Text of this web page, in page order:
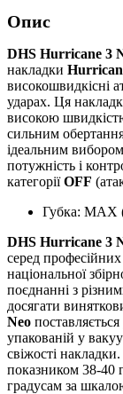
Опис
DHS Hurricane 3
накладки
високошвидкісні
ударах. Ця
високою
сильним
ідеальним
потужність і
категоріїOFF
Губка: MAX
DHS Hurricane 3
серед
національної
поєднанні з
досягати
Neo
упакованій у
свіжості
показником 38-40
градусам за